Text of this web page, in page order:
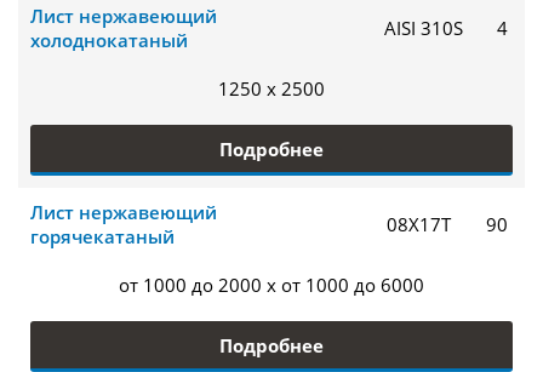
Лист нержавеющий
холоднокатаный
AISI 310S 4
1250 x 2500
Подробнее
Лист нержавеющий
горячекатаный
08Х17Т 90
от 1000 до 2000 x от 1000 до 6000
Подробнее